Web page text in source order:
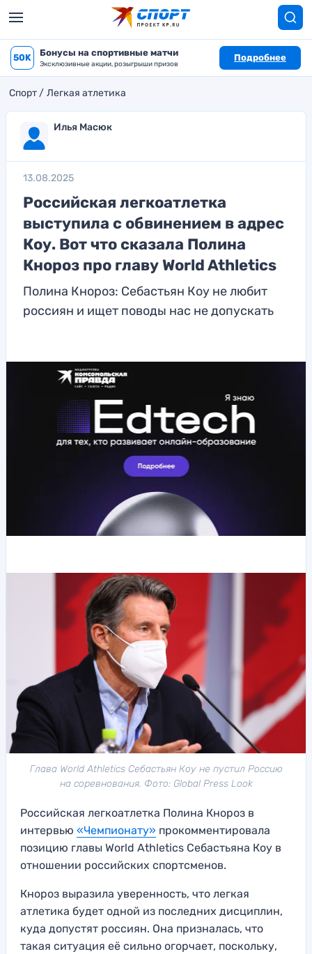
50K Бонусы на спортивные матчи
Эксклюзивные акции, розыгрыши призов
Подробнее
Спорт Легкая атлетика
Илья Масюк
13.08.2025
Российская легкоатлетка
выступила с обвинением в адрес
Коу. Вот что сказала Полина
Кнороз про главу World Athletics
Полина Кнороз: Себастьян Коу не любит
россиян и ищет поводы нас не допускать
Глава World Athletics Себастьян Коу не пустил Россию
на соревнования. Фото: Global Press Look
Российская легкоатлетка Полина Кнороз в
интервью «Чемпионату» прокомментировала
позицию главы World Athletics Себастьяна Коу в
отношении российских спортсменов.
Кнороз выразила уверенность, что легкая
атлетика будет одной из последних дисциплин,
куда допустят россиян. Она призналась, что
такая ситуация её сильно огорчает, поскольку,